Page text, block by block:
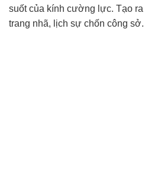
suốt của kính cường lực. Tạo
trang nhã, lịch sự chốn công sở.